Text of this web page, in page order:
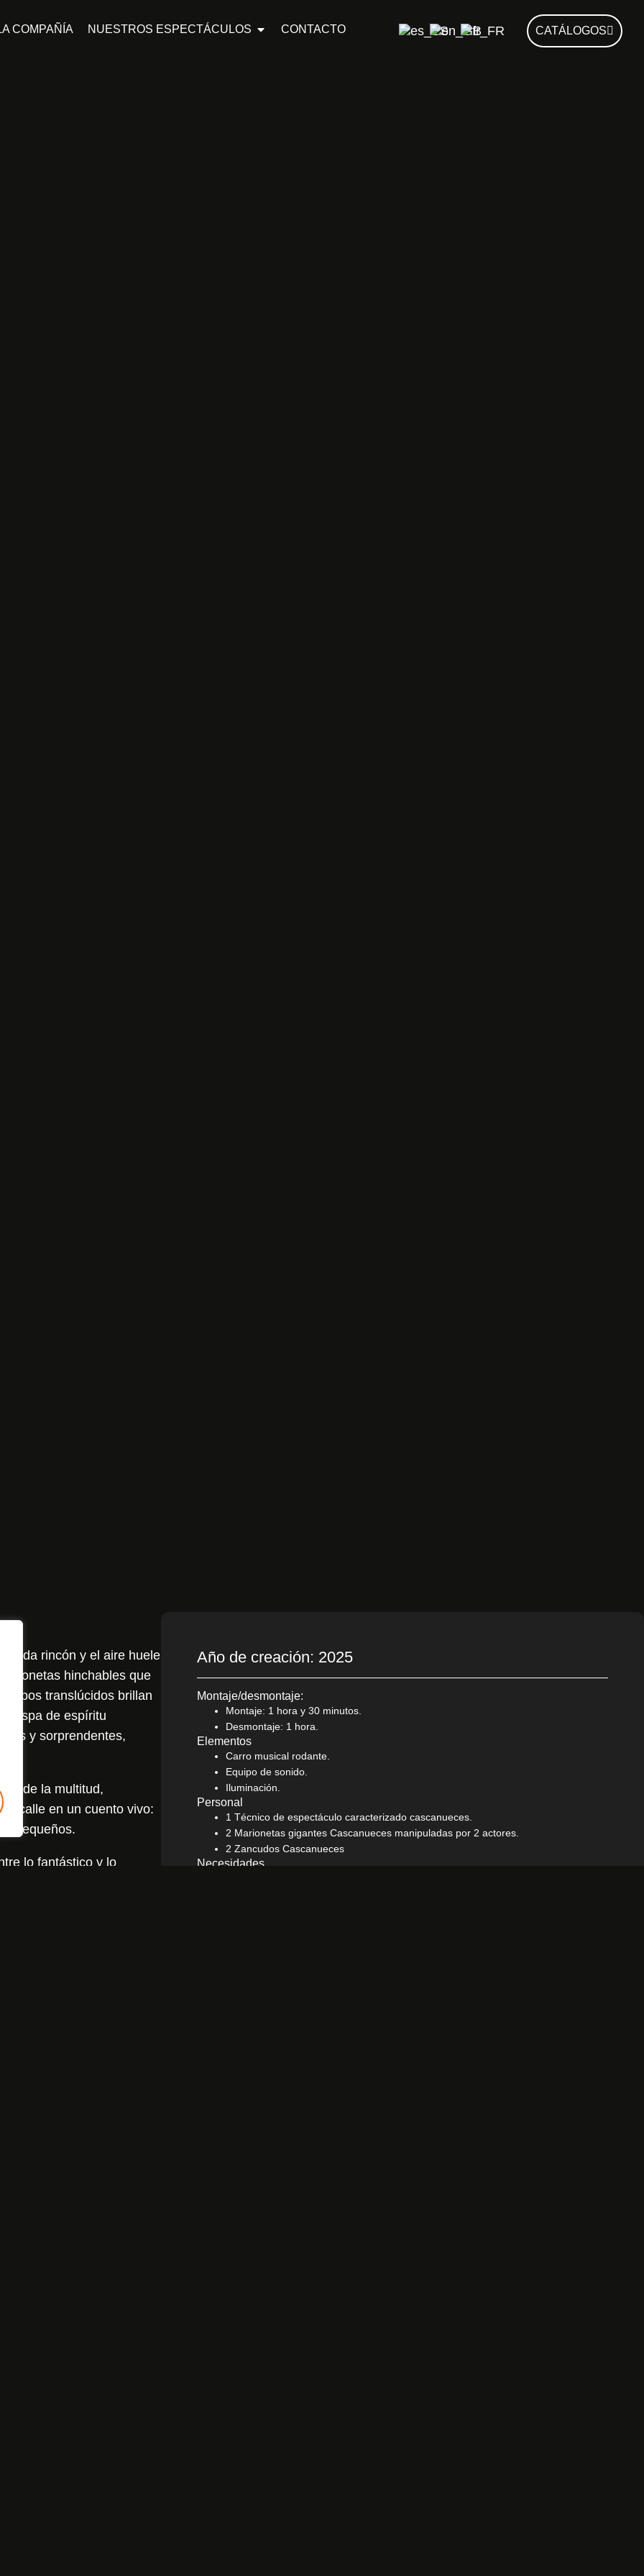
COMPAÑÍA NUESTROS ESPECTÁCULOS CONTACTO CATÁLOGOS
cada rincón y el aire huele
hinchables que
translúcidos brillan
chispa de espíritu
y sorprendentes,
de la multitud,
calle en un cuento vivo:
y pequeños.
lo fantástico y lo
Año de creación: 2025
Montaje/desmontaje:
Montaje: 1 hora y 30 minutos.
Desmontaje: 1 hora.
Elementos
Carro musical rodante.
Equipo de sonido.
Iluminación.
Personal
1 Técnico de espectáculo caracterizado cascanueces.
2 Marionetas gigantes Cascanueces manipuladas por 2 actores.
2 Zancudos Cascanueces
Necesidades